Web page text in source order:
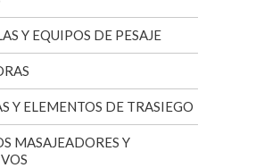
Y EQUIPOS DE PESAJE
Y ELEMENTOS DE TRASIEGO
MASAJEADORES Y